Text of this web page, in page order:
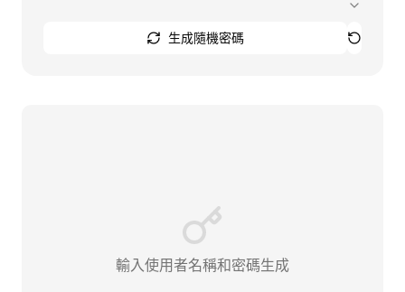
生成隨機密碼
輸入使用者名稱和密碼生成